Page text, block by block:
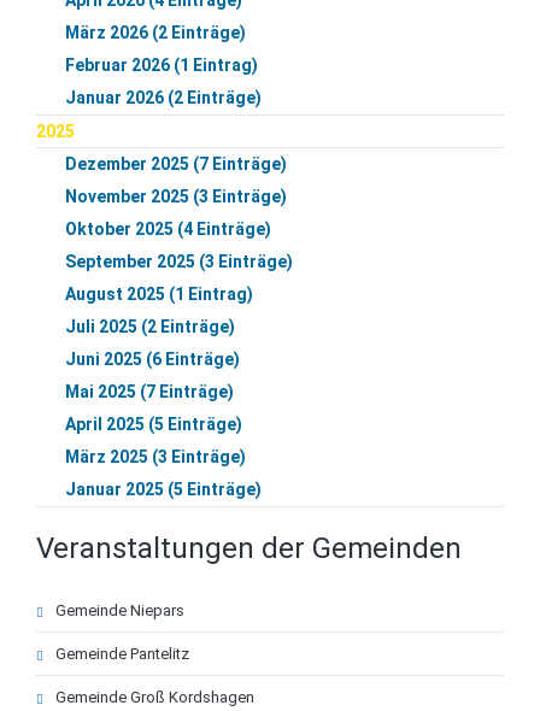
März 2026 (2 Einträge)
Februar 2026 (1 Eintrag)
Januar 2026 (2 Einträge)
2025
Dezember 2025 (7 Einträge)
November 2025 (3 Einträge)
Oktober 2025 (4 Einträge)
September 2025 (3 Einträge)
August 2025 (1 Eintrag)
Juli 2025 (2 Einträge)
Juni 2025 (6 Einträge)
Mai 2025 (7 Einträge)
April 2025 (5 Einträge)
März 2025 (3 Einträge)
Januar 2025 (5 Einträge)
Veranstaltungen der Gemeinden
Navigation
überspringen
Gemeinde Niepars
Gemeinde Pantelitz
Gemeinde Groß Kordshagen